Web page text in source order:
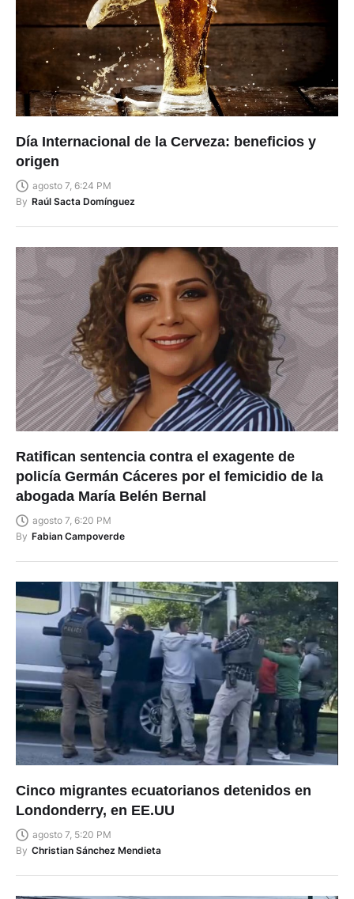
Día Internacional de la Cerveza: beneficios y
origen
agosto 7, 6:24 PM
By Raúl Sacta Domínguez
Ratifican sentencia contra el exagente de
policía Germán Cáceres por el femicidio de la
abogada María Belén Bernal
agosto 7, 6:20 PM
By Fabian Campoverde
Cinco migrantes ecuatorianos detenidos en
Londonderry, en EE.UU
agosto 7, 5:20 PM
By Christian Sánchez Mendieta